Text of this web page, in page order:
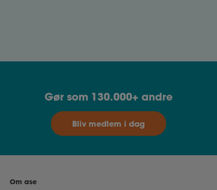
Gør som 130.000+ andre
Bliv medlem i dag
Om ase